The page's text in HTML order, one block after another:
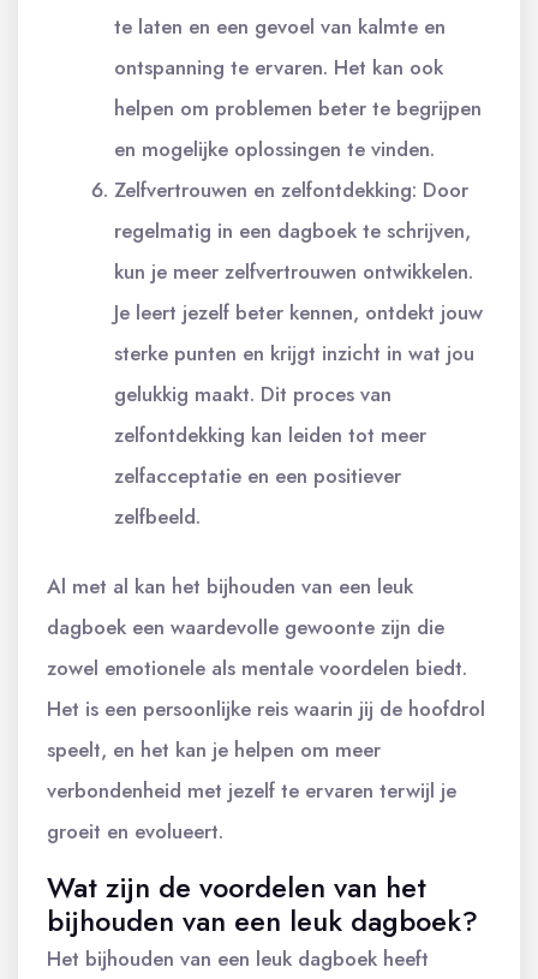
te laten en een gevoel van kalmte en
ontspanning te ervaren. Het kan ook
helpen om problemen beter te begrijpen
en mogelijke oplossingen te vinden.
Zelfvertrouwen en zelfontdekking: Door
regelmatig in een dagboek te schrijven,
kun je meer zelfvertrouwen ontwikkelen.
Je leert jezelf beter kennen, ontdekt jouw
sterke punten en krijgt inzicht in wat jou
gelukkig maakt. Dit proces van
zelfontdekking kan leiden tot meer
zelfacceptatie en een positiever
zelfbeeld.
Al met al kan het bijhouden van een leuk
dagboek een waardevolle gewoonte zijn die
zowel emotionele als mentale voordelen biedt.
Het is een persoonlijke reis waarin jij de hoofdrol
speelt, en het kan je helpen om meer
verbondenheid met jezelf te ervaren terwijl je
groeit en evolueert.
Wat zijn de voordelen van het
bijhouden van een leuk dagboek?
Het bijhouden van een leuk dagboek heeft